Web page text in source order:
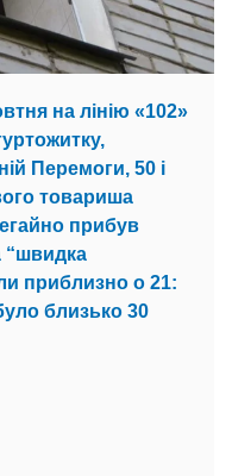
на лінію «102»
Перемоги, 50 і
товариша
прибув
“швидка
приблизно о 21:
близько 30